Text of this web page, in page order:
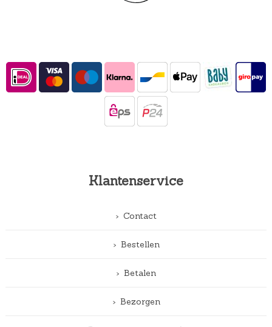
Klantenservice
Contact
Bestellen
Betalen
Bezorgen